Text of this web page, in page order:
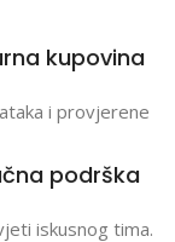
kupovina
i provjerene
podrška
iskusnog tima.